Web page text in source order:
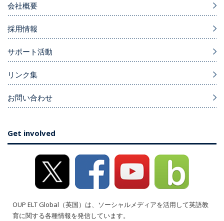
会社概要
採用情報
サポート活動
リンク集
お問い合わせ
Get involved
OUP ELT Global（英国）は、ソーシャルメディアを活用して英語教
育に関する各種情報を発信しています。